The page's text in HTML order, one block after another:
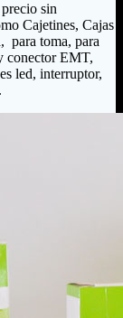
sin
Cajetines, Cajas
para toma, para
conector EMT,
led, interruptor,